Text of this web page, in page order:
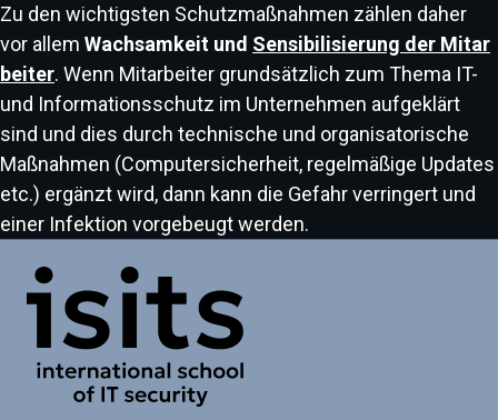
Zu den wichtigsten Schutzmaßnahmen zählen daher
vor allem Wachsamkeit und Sensibilisierung der Mitar
beiter. Wenn Mitarbeiter grundsätzlich zum Thema IT-
und Informationsschutz im Unternehmen aufgeklärt
sind und dies durch technische und organisatorische
Maßnahmen (Computersicherheit, regelmäßige Updates
etc.) ergänzt wird, dann kann die Gefahr verringert und
einer Infektion vorgebeugt werden.
Link zur Startseite